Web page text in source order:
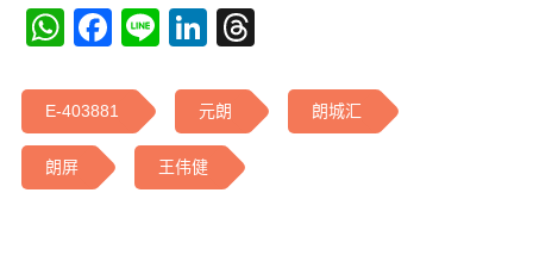
WhatsApp
Facebook
LineLinkedIn
E-403881 元朗 朗城汇
朗屏 王伟健